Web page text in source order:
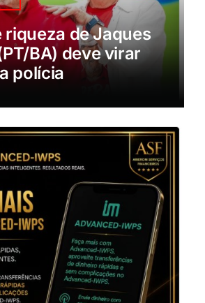
riqueza de Jaques
BA) deve virar
polícia